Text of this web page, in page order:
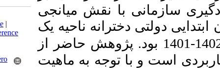
با نقش میانجی
دخترانه ناحیه یک
1402-1401 بود. پژوهش حاضر از
توجه به ماهیت
Download citation:
BibTeX
RIS| EndNote
Medlars
ProCite |Reference
RefWorks
Send citation to:
Mendeley
Zotero